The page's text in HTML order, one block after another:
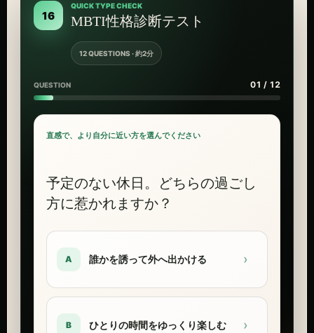
16
QUICK TYPE CHECK
MBTI性格診断テスト
12 QUESTIONS · 約2分
QUESTION 01 / 12
直感で、より自分に近い方を選んでください
予定のない休日。どちらの過ごし
方に惹かれますか？
A 誰かを誘って外へ出かける ›
B ひとりの時間をゆっくり楽しむ ›